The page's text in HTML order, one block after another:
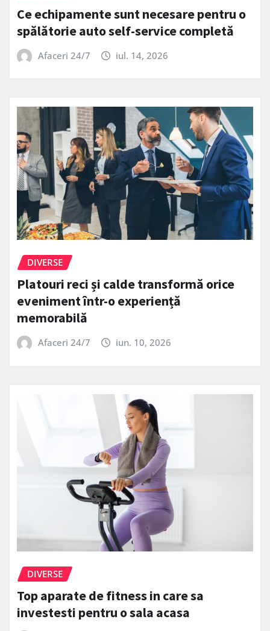
Ce echipamente sunt necesare pentru o
spălătorie auto self-service completă
Afaceri 24/7 iul. 14, 2026
DIVERSE
Platouri reci și calde transformă orice
eveniment într-o experiență
memorabilă
Afaceri 24/7 iun. 10, 2026
DIVERSE
Top aparate de fitness in care sa
investesti pentru o sala acasa